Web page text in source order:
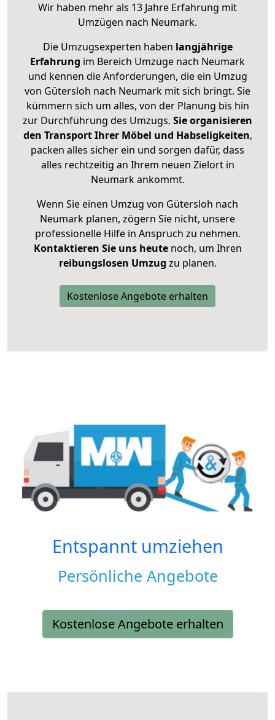
Wir haben mehr als 13 Jahre Erfahrung mit
Umzügen nach Neumark.
Die Umzugsexperten haben langjährige
Erfahrung im Bereich Umzüge nach Neumark
und kennen die Anforderungen, die ein Umzug
von Gütersloh nach Neumark mit sich bringt. Sie
kümmern sich um alles, von der Planung bis hin
zur Durchführung des Umzugs. Sie organisieren
den Transport Ihrer Möbel und Habseligkeiten,
packen alles sicher ein und sorgen dafür, dass
alles rechtzeitig an Ihrem neuen Zielort in
Neumark ankommt.
Wenn Sie einen Umzug von Gütersloh nach
Neumark planen, zögern Sie nicht, unsere
professionelle Hilfe in Anspruch zu nehmen.
Kontaktieren Sie uns heutenoch, um Ihren
reibungslosen Umzug zu planen.
Kostenlose Angebote erhalten
Entspannt umziehen
Persönliche Angebote
Kostenlose Angebote erhalten